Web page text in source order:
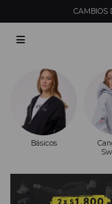
ENVÍOS

Básicos